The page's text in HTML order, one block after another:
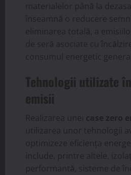
materialelor până la
înseamnă o reducere
eliminarea totală, a
de seră asociate cu
consumul energetic
Tehnologii utilizate
emisii
Realizarea unei case zero
utilizarea unor tehnologii
optimizeze eficiența
include, printre altele,
performantă, sisteme de